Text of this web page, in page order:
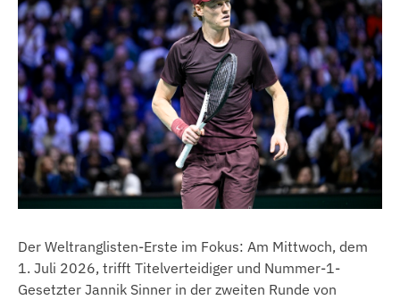
Der Weltranglisten-Erste im Fokus: Am Mittwoch, dem
1. Juli 2026, trifft Titelverteidiger und Nummer-1-
Gesetzter Jannik Sinner in der zweiten Runde von